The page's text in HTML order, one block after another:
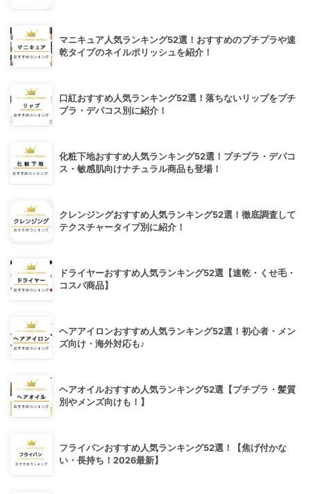
マニキュア人気ランキング52選！おすすめのプチプラや速
乾タイプのネイルポリッシュを紹介！
口紅おすすめ人気ランキング52選！落ちないリップをプチ
プラ・デパコス別に紹介！
化粧下地おすすめ人気ランキング52選！プチプラ・デパコ
ス・敏感肌向けナチュラル商品も登場！
クレンジングおすすめ人気ランキング52選！徹底調査して
テクスチャータイプ別に紹介！
ドライヤーおすすめ人気ランキング52選【速乾・くせ毛・
コスパ商品】
ヘアアイロンおすすめ人気ランキング52選！初心者・メン
ズ向け・海外対応も♪
ヘアオイルおすすめ人気ランキング52選【プチプラ・髪質
別やメンズ向けも！】
フライパンおすすめ人気ランキング52選！【焦げ付かな
い・長持ち！2026最新】